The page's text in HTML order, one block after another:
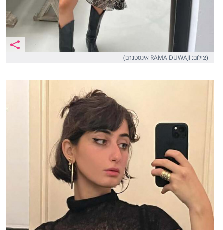
(צילום: RAMA DUWAJI אינסטגרם)